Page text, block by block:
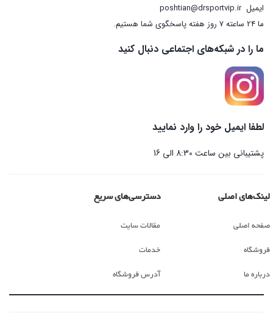
ایمیلposhtian@drsportvip.ir
ما 24 ساعته 7 روز هفته پاسخگوی شما هستیم.
ما را در شبکه‌های اجتماعی دنبال کنید
لطفا ایمیل خود را وارد نمایید
پشتیبانی بین ساعت 8:30 الی 16
لینک‌های اصلی
صفحه اصلی
فروشگاه
درباره ما
دسترسی‌های سریع
مقالات سایت
خدمات
آدرس فروشگاه